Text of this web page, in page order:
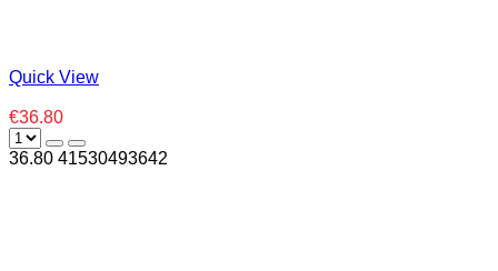
Quick View
€36.80
36.80 41530493642